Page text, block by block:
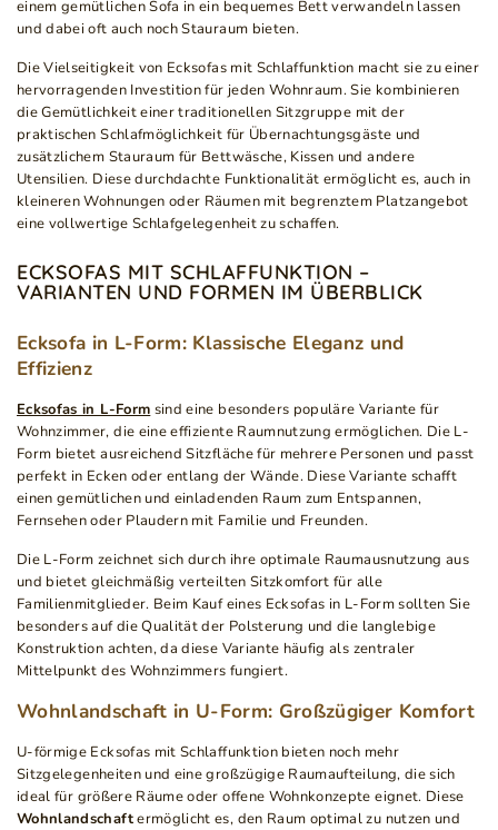
einem gemütlichen Sofa in ein bequemes Bett verwandeln lassen
und dabei oft auch noch Stauraum bieten.
Die Vielseitigkeit von Ecksofas mit Schlaffunktion macht sie zu einer
hervorragenden Investition für jeden Wohnraum. Sie kombinieren
die Gemütlichkeit einer traditionellen Sitzgruppe mit der
praktischen Schlafmöglichkeit für Übernachtungsgäste und
zusätzlichem Stauraum für Bettwäsche, Kissen und andere
Utensilien. Diese durchdachte Funktionalität ermöglicht es, auch in
kleineren Wohnungen oder Räumen mit begrenztem Platzangebot
eine vollwertige Schlafgelegenheit zu schaffen.
ECKSOFAS MIT SCHLAFFUNKTION –
VARIANTEN UND FORMEN IM ÜBERBLICK
Ecksofa in L-Form: Klassische Eleganz und
Effizienz
Ecksofas in L-Form sind eine besonders populäre Variante für
Wohnzimmer, die eine effiziente Raumnutzung ermöglichen. Die L-
Form bietet ausreichend Sitzfläche für mehrere Personen und passt
perfekt in Ecken oder entlang der Wände. Diese Variante schafft
einen gemütlichen und einladenden Raum zum Entspannen,
Fernsehen oder Plaudern mit Familie und Freunden.
Die L-Form zeichnet sich durch ihre optimale Raumausnutzung aus
und bietet gleichmäßig verteilten Sitzkomfort für alle
Familienmitglieder. Beim Kauf eines Ecksofas in L-Form sollten Sie
besonders auf die Qualität der Polsterung und die langlebige
Konstruktion achten, da diese Variante häufig als zentraler
Mittelpunkt des Wohnzimmers fungiert.
Wohnlandschaft in U-Form: Großzügiger Komfort
U-förmige Ecksofas mit Schlaffunktion bieten noch mehr
Sitzgelegenheiten und eine großzügige Raumaufteilung, die sich
ideal für größere Räume oder offene Wohnkonzepte eignet. Diese
Wohnlandschaftermöglicht es, den Raum optimal zu nutzen und